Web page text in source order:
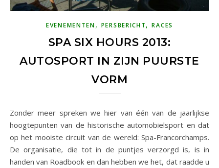
EVENEMENTEN, PERSBERICHT,RACES
SPA SIX HOURS 2013:
AUTOSPORT IN ZIJN PUURSTE
VORM
Zonder meer spreken we hier van één van de jaarlijkse
hoogtepunten van de historische automobielsport en dat
op het mooiste circuit van de wereld: Spa-Francorchamps.
De organisatie, die tot in de puntjes verzorgd is, is in
handen van Roadbook en dan hebben we het, dat raadde u